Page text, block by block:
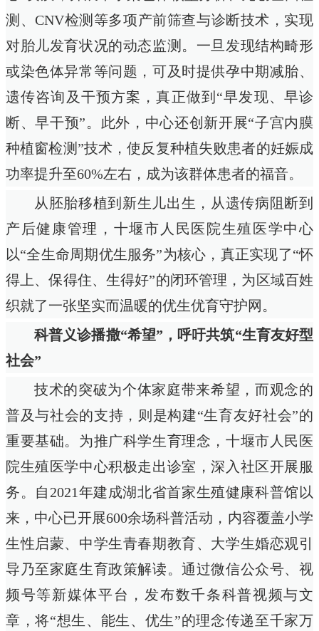
测、CNV检测等多项产前筛查与诊断技术，实现
对胎儿发育状况的动态监测。一旦发现结构畸形
或染色体异常等问题，可及时提供孕中期减胎、
遗传咨询及干预方案，真正做到“早发现、早诊
断、早干预”。此外，中心还创新开展“子宫内膜
种植窗检测”技术，使反复种植失败患者的妊娠成
功率提升至60%左右，成为该群体患者的福音。
从胚胎移植到新生儿出生，从遗传病阻断到
产后健康管理，十堰市人民医院生殖医学中心
以“全生命周期优生服务”为核心，真正实现了“怀
得上、保得住、生得好”的闭环管理，为区域百姓
织就了一张坚实而温暖的优生优育守护网。
科普义诊播撒“希望”，呼吁共筑“生育友好型
社会”
技术的突破为个体家庭带来希望，而观念的
普及与社会的支持，则是构建“生育友好社会”的
重要基础。为推广科学生育理念，十堰市人民医
院生殖医学中心积极走出诊室，深入社区开展服
务。自2021年建成湖北省首家生殖健康科普馆以
来，中心已开展600余场科普活动，内容覆盖小学
生性启蒙、中学生青春期教育、大学生婚恋观引
导乃至家庭生育政策解读。通过微信公众号、视
频号等新媒体平台，发布数千条科普视频与文
章，将“想生、能生、优生”的理念传递至千家万